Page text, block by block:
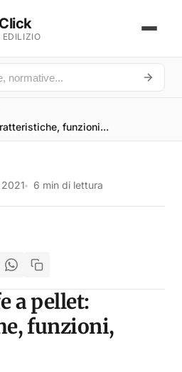
EDILIZIO
funzioni...
6 min di lettura
a pellet:
funzioni,